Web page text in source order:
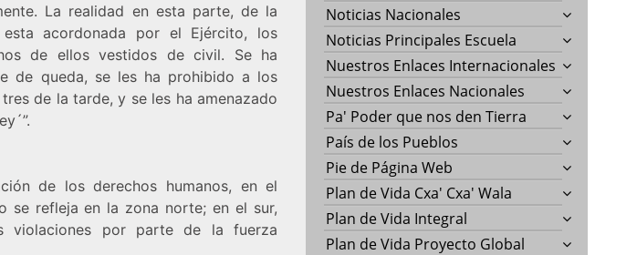
La realidad en esta parte, de la
acordonada por el Ejército, los
de ellos vestidos de civil. Se ha
de queda, se les ha prohibido a los
de la tarde, y se les ha amenazado
de los derechos humanos, en el
se refleja en la zona norte; en el sur,
violaciones por parte de la fuerza
Noticias Nacionales
Noticias Principales Escuela
Nuestros Enlaces Internacionales
Nuestros Enlaces Nacionales
Pa' Poder que nos den Tierra
País de los Pueblos
Pie de Página Web
Plan de Vida Cxa' Cxa' Wala
Plan de Vida Integral
Plan de Vida Proyecto Global